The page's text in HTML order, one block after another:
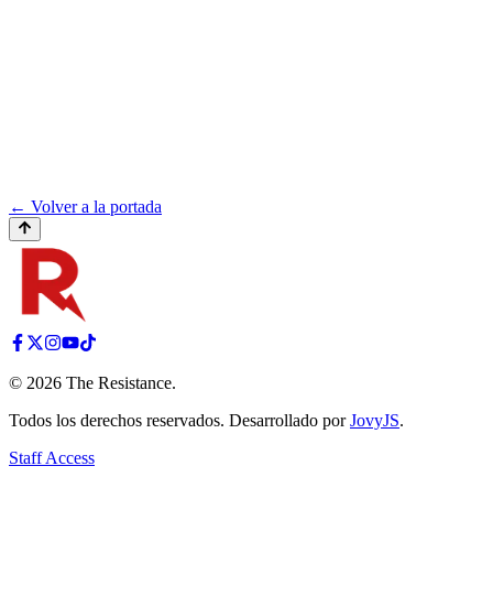
← Volver a la portada
© 2026 The Resistance.
Todos los derechos reservados. Desarrollado por JovyJS.
Staff Access